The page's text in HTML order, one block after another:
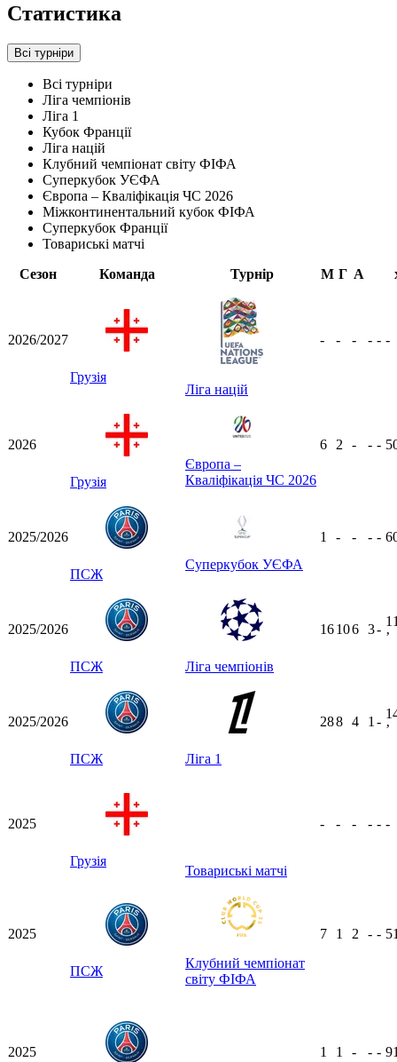
Статистика
Всі турніри
Всі турніри
Ліга чемпіонів
Ліга 1
Кубок Франції
Ліга націй
Клубний чемпіонат світу ФІФА
Суперкубок УЄФА
Європа – Кваліфікація ЧС 2026
Міжконтинентальний кубок ФІФА
Суперкубок Франції
Товариські матчі
Сезон
Команда Турнір М Г А
2026/2027
Грузія
Ліга націй
- - - - - -
2026
Грузія
Європа –
Кваліфікація ЧС 2026
6 2 - - -
2025/2026
ПСЖ
Суперкубок УЄФА
1 - - - -
2025/2026
ПСЖ Ліга чемпіонів
16106 3-
ʼ
2025/2026
ПСЖ Ліга 1
288 4 1 -
ʼ
2025
Грузія
Товариські матчі
- - - - - -
2025
ПСЖ
Клубний чемпіонат
світу ФІФА
7 1 2 - -
2025 1 1 - - -